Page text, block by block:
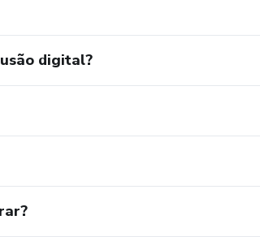
digital?